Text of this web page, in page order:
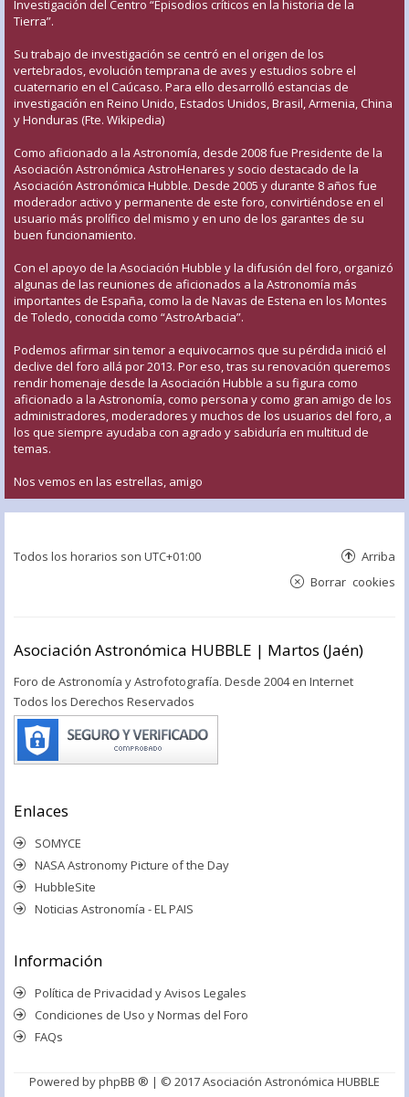
Investigación del Centro “Episodios críticos en la historia de la
Tierra”.
Su trabajo de investigación se centró en el origen de los
vertebrados, evolución temprana de aves y estudios sobre el
cuaternario en el Caúcaso. Para ello desarrolló estancias de
investigación en Reino Unido, Estados Unidos, Brasil, Armenia, China
y Honduras (Fte. Wikipedia)
Como aficionado a la Astronomía, desde 2008 fue Presidente de la
Asociación Astronómica AstroHenares y socio destacado de la
Asociación Astronómica Hubble. Desde 2005 y durante 8 años fue
moderador activo y permanente de este foro, convirtiéndose en el
usuario más prolífico del mismo y en uno de los garantes de su
buen funcionamiento.
Con el apoyo de la Asociación Hubble y la difusión del foro, organizó
algunas de las reuniones de aficionados a la Astronomía más
importantes de España, como la de Navas de Estena en los Montes
de Toledo, conocida como “AstroArbacia”.
Podemos afirmar sin temor a equivocarnos que su pérdida inició el
declive del foro allá por 2013. Por eso, tras su renovación queremos
rendir homenaje desde la Asociación Hubble a su figura como
aficionado a la Astronomía, como persona y como gran amigo de los
administradores, moderadores y muchos de los usuarios del foro, a
los que siempre ayudaba con agrado y sabiduría en multitud de
temas.
Nos vemos en las estrellas, amigo
Todos los horarios son UTC+01:00 Arriba
Borrar cookies
Asociación Astronómica HUBBLE | Martos (Jaén)
Foro de Astronomía y Astrofotografía. Desde 2004 en Internet
Todos los Derechos Reservados
Enlaces
SOMYCE
NASA Astronomy Picture of the Day
HubbleSite
Noticias Astronomía - EL PAIS
Información
Política de Privacidad y Avisos Legales
Condiciones de Uso y Normas del Foro
FAQs
Powered byphpBB ® | © 2017 Asociación Astronómica HUBBLE